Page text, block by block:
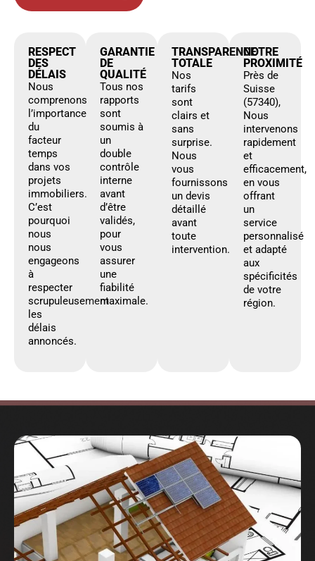
RESPECT
DES
DÉLAIS
Nous
comprenons
l’importance
du
facteur
temps
dans vos
projets
immobiliers.
C’est
pourquoi
nous
nous
engageons
à
respecter
scrupuleusement
les
délais
annoncés.
GARANTIE
DE
QUALITÉ
Tous nos
rapports
sont
soumis à
un
double
contrôle
interne
avant
d’être
validés,
pour
vous
assurer
une
fiabilité
maximale.
TRANSPARENCE
TOTALE
Nos
tarifs
sont
clairs et
sans
surprise.
Nous
vous
fournissons
un devis
détaillé
avant
toute
intervention.
NOTRE
PROXIMITÉ
Près de
Suisse
(57340),
Nous
intervenons
rapidement
et
efficacement,
en vous
offrant
un
service
personnalisé
et adapté
aux
spécificités
de votre
région.